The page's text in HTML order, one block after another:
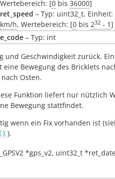
Wertebereich: [0 bis 36000]
ret_speed – Typ: uint32_t, Einheit:
km/h, Wertebereich: [0 bis 232 - 1]
e_code – Typ: int
und Geschwindigkeit zurück.
eine Bewegung des Bricklets
Osten.
Funktion liefert nur nützlich
Bewegung stattfindet.
wenn ein Fix vorhanden ist
).
*gps_v2, uint32_t *